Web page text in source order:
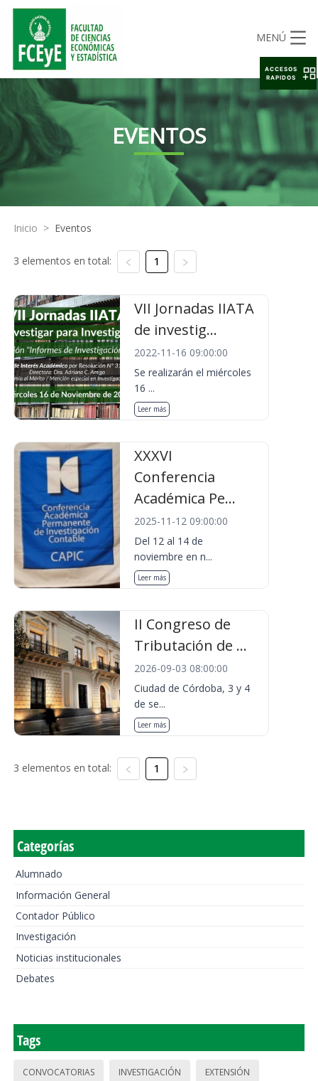
MENÚ
EVENTOS
Inicio > Eventos
3 elementos en total: 1
VII Jornadas IIATA
de investig...
2022-11-16 09:00:00
Se realizarán el miércoles
16 ...
Leer más
XXXVI
Conferencia
Académica Pe...
2025-11-12 09:00:00
Del 12 al 14 de
noviembre en n...
Leer más
II Congreso de
Tributación de ...
2026-09-03 08:00:00
Ciudad de Córdoba, 3 y 4
de se...
Leer más
3 elementos en total: 1
Categorías
Alumnado
Información General
Contador Público
Investigación
Noticias institucionales
Debates
Tags
CONVOCATORIAS INVESTIGACIÓN EXTENSIÓN
ACCESOS
RAPIDOS